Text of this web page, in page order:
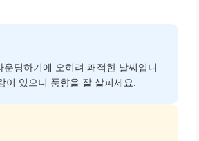
딩하기에 오히려 쾌적한 날씨입니
이 있으니 풍향을 잘 살피세요.